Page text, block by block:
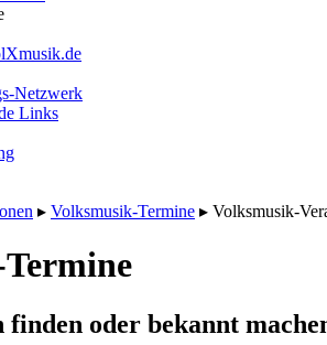
Netzwerk
Links
▸ Volksmusik-Termine ▸ Volksmusik-
finden oder bekannt